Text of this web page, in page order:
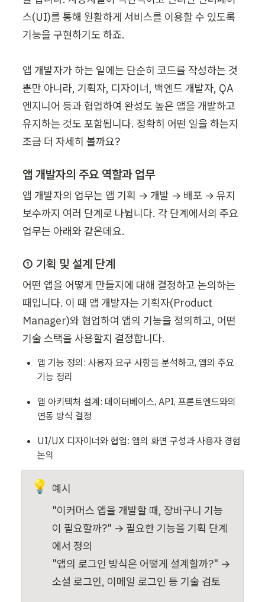
스(UI)를 통해 원활하게 서비스를 이용할 수 있도록
기능을 구현하기도 하죠.
앱 개발자가 하는 일에는 단순히 코드를 작성하는 것
뿐만 아니라, 기획자, 디자이너, 백엔드 개발자, QA
엔지니어 등과 협업하여 완성도 높은 앱을 개발하고
유지하는 것도 포함됩니다. 정확히 어떤 일을 하는지
조금 더 자세히 볼까요?
앱 개발자의 주요 역할과 업무
앱 개발자의 업무는 앱 기획 → 개발 → 배포 → 유지
보수까지 여러 단계로 나뉩니다. 각 단계에서의 주요
업무는 아래와 같은데요.
① 기획 및 설계 단계
어떤 앱을 어떻게 만들지에 대해 결정하고 논의하는
때입니다. 이 때 앱 개발자는 기획자(Product
Manager)와 협업하여 앱의 기능을 정의하고, 어떤
기술 스택을 사용할지 결정합니다.
앱 기능 정의: 사용자 요구 사항을 분석하고, 앱의 주요
기능 정리
앱 아키텍처 설계: 데이터베이스, API, 프론트엔드와의
연동 방식 결정
UI/UX 디자이너와 협업: 앱의 화면 구성과 사용자 경험
논의
💡 예시
"이커머스 앱을 개발할 때, 장바구니 기능
이 필요할까?" → 필요한 기능을 기획 단계
에서 정의
"앱의 로그인 방식은 어떻게 설계할까?" →
소셜 로그인, 이메일 로그인 등 기술 검토